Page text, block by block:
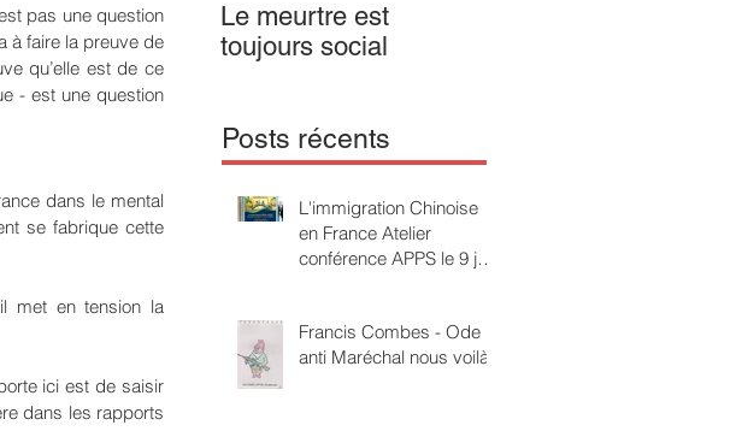
à faire la preuve de
qu’elle est de ce
- est une question
dans le mental
se fabrique cette
met en tension la
ici est de saisir
dans les rapports
Le meurtre est
toujours social
Posts récents
L'immigration Chinoise
en France Atelier
conférence APPS le 9 juin
Boucry Paris 18ème
Francis Combes - Ode
anti Maréchal nous voilà